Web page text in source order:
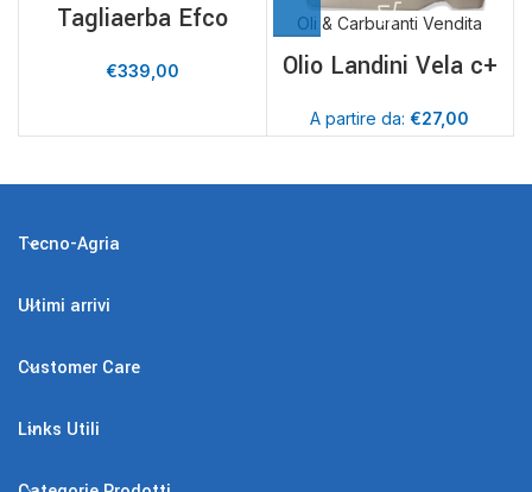
Tagliaerba Efco
€339,00
Oli & Carburanti Vendita
Olio Landini Vela c+
A partire da: €27,00
Tecno-Agria
Ultimi arrivi
Customer Care
Links Utili